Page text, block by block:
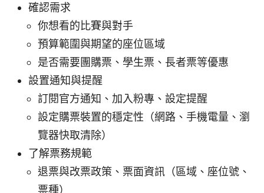
確認需求
你想看的比賽與對手
預算範圍與期望的座位區域
是否需要團購票、學生票、長者票等優惠
設置通知與提醒
訂閱官方通知、加入粉專、設定提醒
設定購票裝置的穩定性（網路、手機電量、瀏
覽器快取清除）
了解票務規範
退票與改票政策、票面資訊（區域、座位號、
票種）